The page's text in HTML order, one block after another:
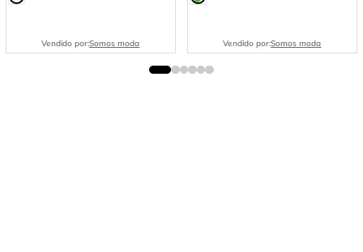
Vendido por:Somos moda Vendido por:Somos moda